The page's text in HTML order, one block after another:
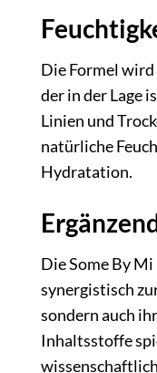
Die Formel
der in der Lage
Linien und
natürliche
Hydratation.
Die Some By
synergistisch
sondern auch
Inhaltsstoffe